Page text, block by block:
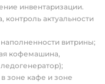
инвентаризации.
контроль актуальности
витрины;
кофемашина,
зоне кафе и зоне